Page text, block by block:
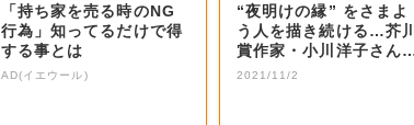
「持ち家を売る時のNG
行為」知ってるだけで得
する事とは
AD(イエウール)
“夜明けの縁” をさまよ
う人を描き続ける…芥川
賞作家・小川洋子さん
紫綬褒章【岡...
2021/11/2